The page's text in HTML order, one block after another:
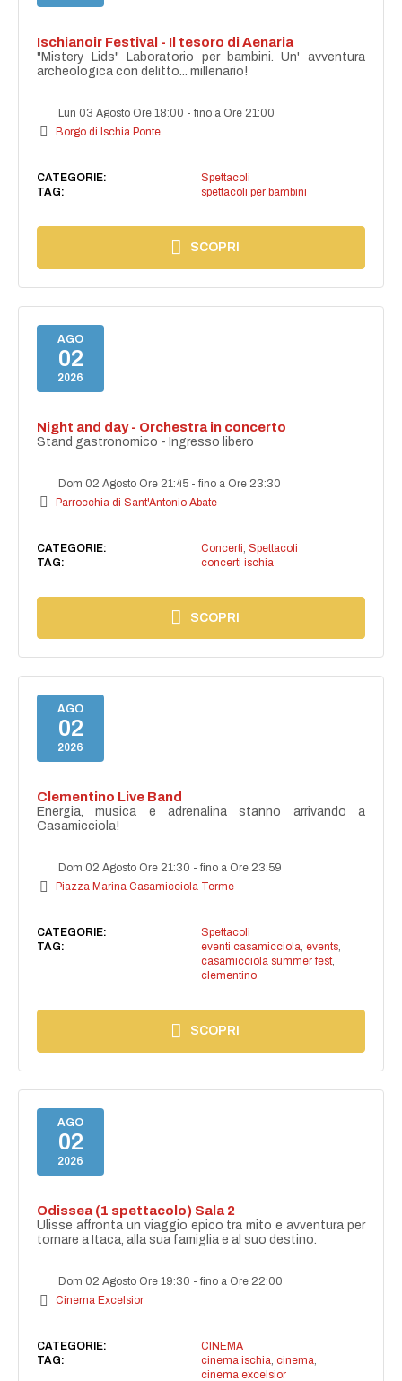
Ischianoir Festival - Il tesoro di Aenaria
"Mistery Lids" Laboratorio per bambini. Un' avventura
archeologica con delitto... millenario!
Lun 03 Agosto Ore 18:00 -fino a Ore 21:00
Borgo di Ischia Ponte
CATEGORIE:
Spettacoli
TAG:
spettacoli per bambini
SCOPRI
AGO
02
2026
Night and day - Orchestra in concerto
Stand gastronomico - Ingresso libero
Dom 02 Agosto Ore 21:45 -fino a Ore 23:30
Parrocchia di Sant'Antonio Abate
CATEGORIE: Concerti Spettacoli
TAG:
concerti ischia
SCOPRI
AGO
02
2026
Clementino Live Band
Energia, musica e adrenalina stanno arrivando a
Casamicciola!
Dom 02 Agosto Ore 21:30 -fino a Ore 23:59
Piazza Marina Casamicciola Terme
CATEGORIE:
Spettacoli
TAG:
eventi casamicciola, events,
casamicciola summer fest,
clementino
SCOPRI
AGO
02
2026
Odissea (1 spettacolo) Sala 2
Ulisse affronta un viaggio epico tra mito e avventura per
tornare a Itaca, alla sua famiglia e al suo destino.
Dom 02 Agosto Ore 19:30 -fino a Ore 22:00
Cinema Excelsior
CATEGORIE:
CINEMA
TAG:
cinema ischia, cinema,
cinema excelsior